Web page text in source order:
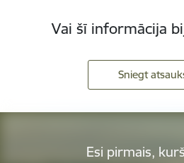
Vai šī informācija
Sniegt
Esi pirmais,